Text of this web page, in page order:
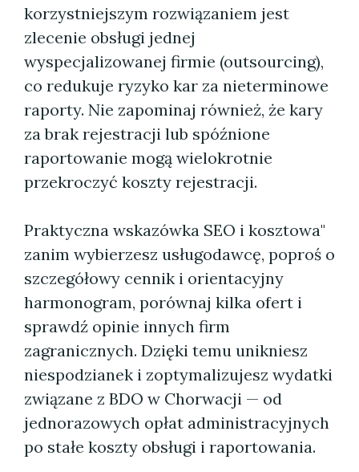
korzystniejszym rozwiązaniem jest
zlecenie obsługi jednej
wyspecjalizowanej firmie (outsourcing),
co redukuje ryzyko kar za nieterminowe
raporty. Nie zapominaj również, że kary
za brak rejestracji lub spóźnione
raportowanie mogą wielokrotnie
przekroczyć koszty rejestracji.
Praktyczna wskazówka SEO i kosztowa"
zanim wybierzesz usługodawcę, poproś o
szczegółowy cennik i orientacyjny
harmonogram, porównaj kilka ofert i
sprawdź opinie innych firm
zagranicznych. Dzięki temu unikniesz
niespodzianek i zoptymalizujesz wydatki
związane z BDO w Chorwacji — od
jednorazowych opłat administracyjnych
po stałe koszty obsługi i raportowania.